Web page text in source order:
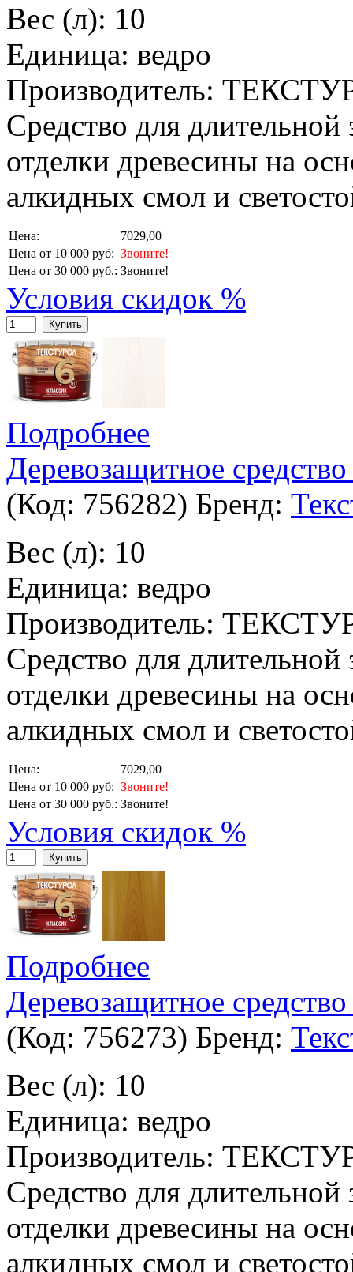
Вес (л): 10
Единица: ведро
Производитель:
Средство для
отделки древесины на
алкидных смол и
Цена:
7029,00
Цена от 10 000 руб: Звоните!
Цена от 30 000 руб.: Звоните!
Условия скидок %
Купить
Подробнее
Деревозащитное
(Код: 756282) Бренд:
Вес (л): 10
Единица: ведро
Производитель:
Средство для
отделки древесины на
алкидных смол и
Цена:
7029,00
Цена от 10 000 руб: Звоните!
Цена от 30 000 руб.: Звоните!
Условия скидок %
Купить
Подробнее
Деревозащитное
(Код: 756273) Бренд:
Вес (л): 10
Единица: ведро
Производитель:
Средство для
отделки древесины на
алкидных смол и